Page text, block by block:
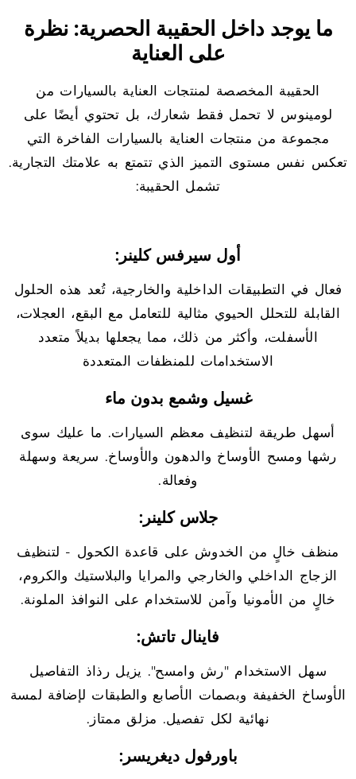
ما يوجد داخل الحقيبة الحصرية: نظرة
على العناية
الحقيبة المخصصة لمنتجات العناية بالسيارات من
لومينوس لا تحمل فقط شعارك، بل تحتوي أيضًا على
مجموعة من منتجات العناية بالسيارات الفاخرة التي
تعكس نفس مستوى التميز الذي تتمتع به علامتك التجارية.
تشمل الحقيبة:
أول سيرفس كلينر:
فعال في التطبيقات الداخلية والخارجية، تُعد هذه الحلول
القابلة للتحلل الحيوي مثالية للتعامل مع البقع، العجلات،
الأسفلت، وأكثر من ذلك، مما يجعلها بديلاً متعدد
الاستخدامات للمنظفات المتعددة
غسيل وشمع بدون ماء
أسهل طريقة لتنظيف معظم السيارات. ما عليك سوى
رشها ومسح الأوساخ والدهون والأوساخ. سريعة وسهلة
وفعالة.
جلاس كلينر:
منظف خالٍ من الخدوش على قاعدة الكحول - لتنظيف
الزجاج الداخلي والخارجي والمرايا والبلاستيك والكروم،
خالٍ من الأمونيا وآمن للاستخدام على النوافذ الملونة.
فاينال تاتش:
سهل الاستخدام "رش وامسح". يزيل رذاذ التفاصيل
الأوساخ الخفيفة وبصمات الأصابع والطبقات لإضافة لمسة
نهائية لكل تفصيل. مزلق ممتاز.
باورفول ديغريسر: